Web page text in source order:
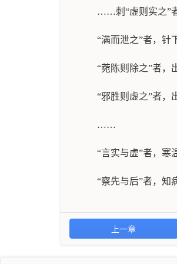
……刺“虚则实之”
“满而泄之”者，针
“菀陈则除之”者，
“邪胜则虚之”者，
……
“言实与虚”者，寒
“察先与后”者，知
上一章